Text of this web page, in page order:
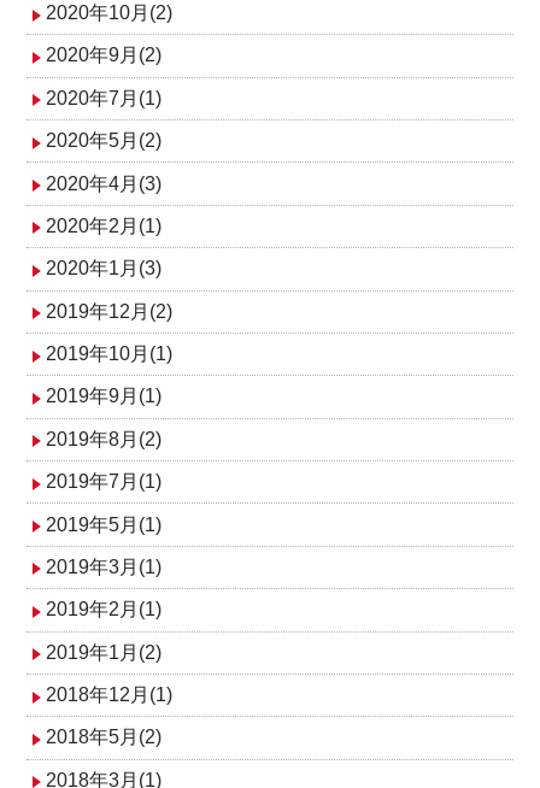
2020年10月(2)
2020年9月(2)
2020年7月(1)
2020年5月(2)
2020年4月(3)
2020年2月(1)
2020年1月(3)
2019年12月(2)
2019年10月(1)
2019年9月(1)
2019年8月(2)
2019年7月(1)
2019年5月(1)
2019年3月(1)
2019年2月(1)
2019年1月(2)
2018年12月(1)
2018年5月(2)
2018年3月(1)